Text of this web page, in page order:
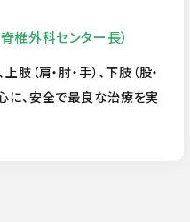
椎外科センター長）
（肩・肘・手）、下肢（股・
に、安全で最良な治療を実